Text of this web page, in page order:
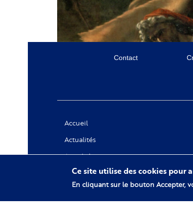
Contact
Accueil
Actualités
Appels à projets
Ce site utilise des cookies pour
En cliquant sur le bouton Accepter,